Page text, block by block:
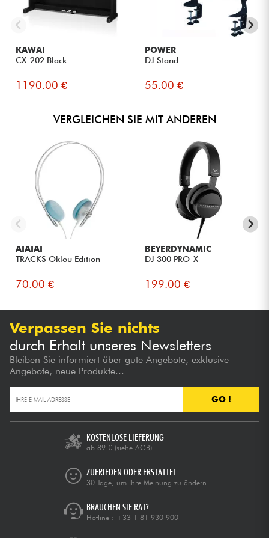
KAWAI
CX-202 Black
1190.00 €
POWER
DJ Stand
55.00 €
VERGLEICHEN SIE MIT ANDEREN
AIAIAI
TRACKS Oklou Edition
70.00 €
BEYERDYNAMIC
DJ 300 PRO-X
199.00 €
Verpassen Sie nichts
durch Erhalt unseres Newsletters
Bleiben Sie informiert über gute Angebote, exklusive
Angebote, neue Produkte...
GO !
KOSTENLOSE LIEFERUNG
ab 89 € (siehe AGB)
ZUFRIEDEN ODER ERSTATTET
30 Tage, um Ihre Meinung zu ändern
BRAUCHEN SIE RAT?
Hotline : +33 1 81 930 900